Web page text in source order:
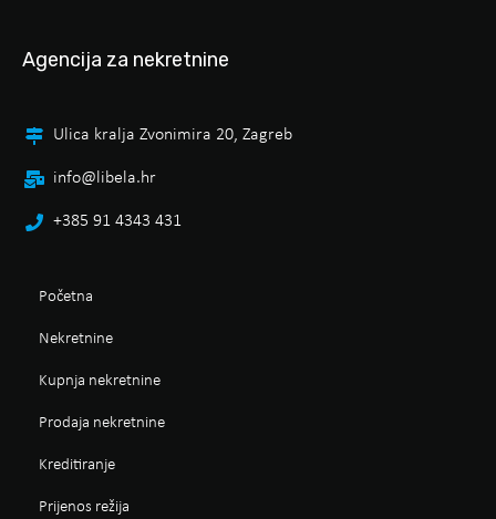
Agencija za nekretnine
Ulica kralja Zvonimira 20, Zagreb
info@libela.hr
+385 91 4343 431
Početna
Nekretnine
Kupnja nekretnine
Prodaja nekretnine
Kreditiranje
Prijenos režija